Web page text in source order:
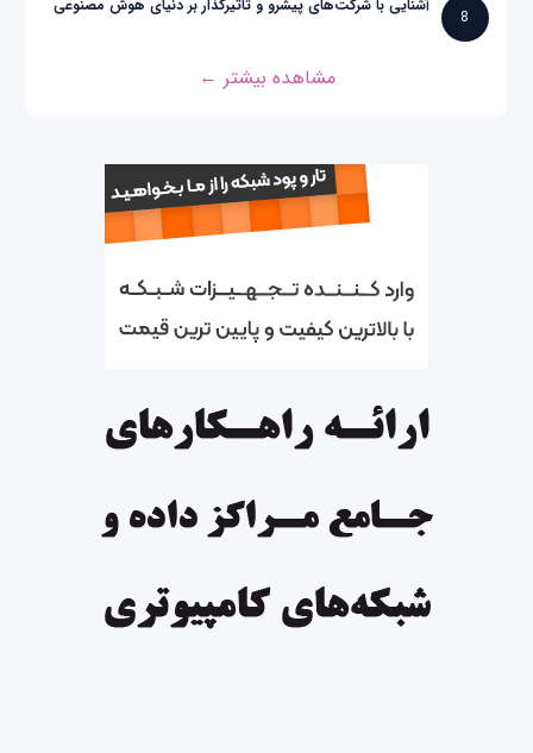
8
آشنایی با شرکت‌های پیشرو و تاثیرگذار بر دنیای هوش مصنوعی
مشاهده بیشتر ←